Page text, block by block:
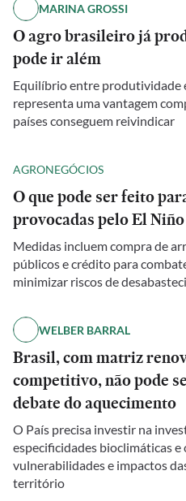
MARINA GROSSI
O agro brasileiro já
pode ir além
Equilíbrio entre produtividade
representa uma vantagem
países conseguem reivindicar
AGRONEGÓCIOS
O que pode ser feito
provocadas pelo El
Medidas incluem compra de
públicos e crédito para
minimizar riscos de
WELBER BARRAL
Brasil, com matriz
competitivo, não pode
debate do aquecimento
O País precisa investir na
especificidades bioclimáticas e
vulnerabilidades e impactos
território